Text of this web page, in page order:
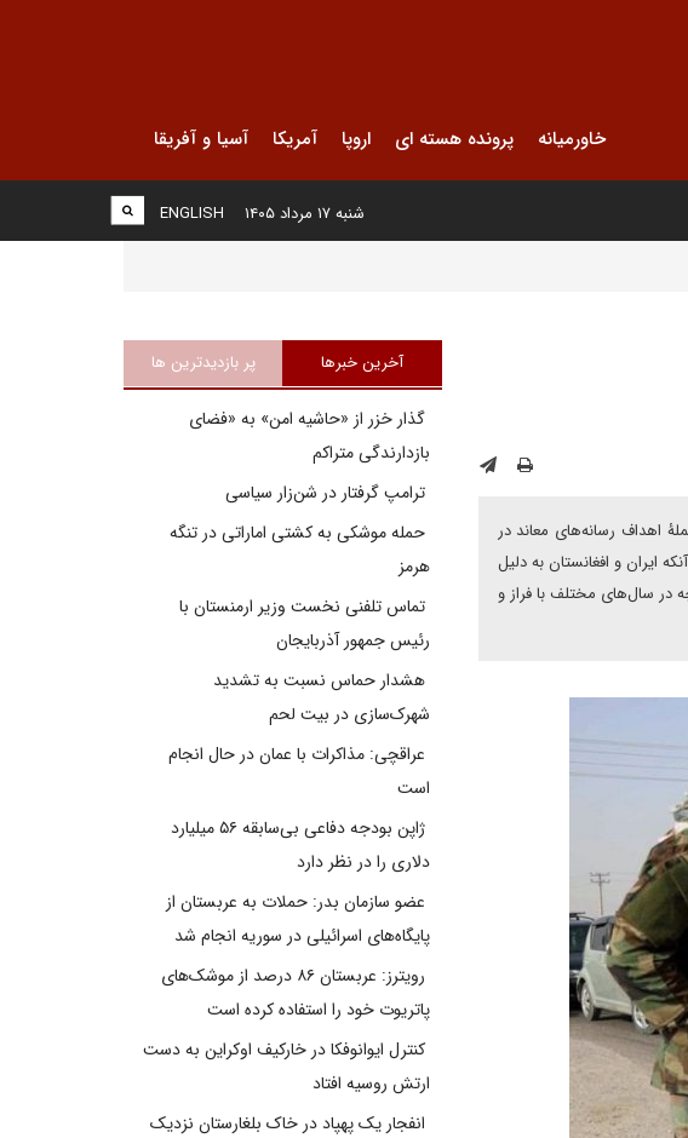
خاورمیانه پرونده هسته ای اروپا آمریکا آسیا و آفریقا
ENGLISH شنبه ۱۷ مرداد ۱۴۰۵
اهداف رسانه‌های معاند در
ایران و افغانستان به دلیل
در سال‌های ﻣﺨﺘﻠﻒ ﺑﺎ ﻓﺮاز و
آخرین خبرها پر بازدیدترین ها
گذار خزر از «حاشیه امن» به «فضای
بازدارندگی متراکم
ترامپ گرفتار در شن‌زار سیاسی
حمله موشکی به کشتی اماراتی در تنگه
هرمز
تماس تلفنی نخست وزیر ارمنستان با
رئیس جمهور آذربایجان
هشدار حماس نسبت به تشدید
شهرک‌سازی در بیت‌ لحم
عراقچی: مذاکرات با عمان در حال انجام
است
ژاپن بودجه دفاعی بی‌سابقه ۵۶ میلیارد
دلاری را در نظر دارد
عضو سازمان بدر: حملات به عربستان از
پایگاه‌های اسرائیلی در سوریه انجام شد
رویترز: عربستان ۸۶ درصد از موشک‌های
پاتریوت خود را استفاده کرده است
کنترل ایوانوفکا در خارکیف اوکراین به دست
ارتش روسیه افتاد
انفجار یک پهپاد در خاک بلغارستان نزدیک